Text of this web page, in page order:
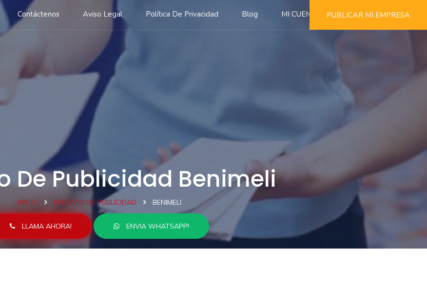
Contáctenos Aviso Legal Política De Privacidad Blog MI CUENTA PUBLICAR MI EMPRESA
De Publicidad Benimeli
INICIO REPARTO DE PUBLICIDAD BENIMELI
LLAMA AHORA! ENVIA WHATSAPP!